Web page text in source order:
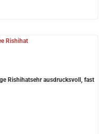
Rishihatsehr ausdrucksvoll, fast